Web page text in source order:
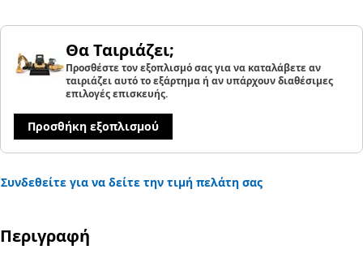
Θα Ταιριάζει;
Προσθέστε τον εξοπλισμό σας για να καταλάβετε αν
ταιριάζει αυτό το εξάρτημα ή αν υπάρχουν διαθέσιμες
επιλογές επισκευής.
Προσθήκη εξοπλισμού
Συνδεθείτε για να δείτε την τιμή πελάτη σας
Περιγραφή